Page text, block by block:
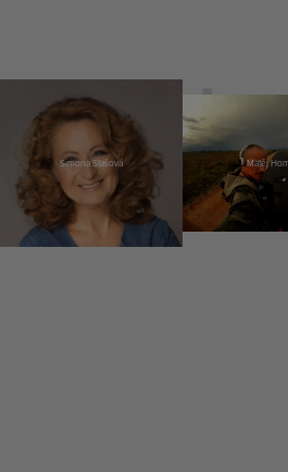
Simona Stašová Matěj